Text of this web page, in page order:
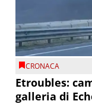
CRONACA
Etroubles:
galleria di